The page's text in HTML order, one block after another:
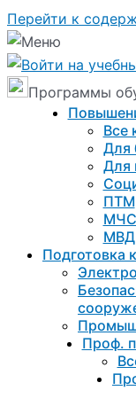
Перейти к
Программы
Все
Для
Для
ПТМ
МЧС
МВД
Подготовка
Проф.